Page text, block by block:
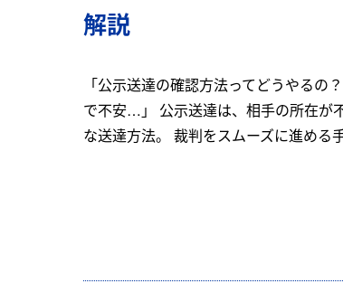
解説
「公示送達の確認方法ってどうやるの
で不安…」 公示送達は、相手の所在が
な送達方法。 裁判をスムーズに進める